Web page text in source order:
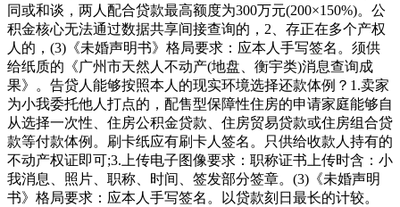
同或和谈，两人配合贷款最高额度为300万元(200×150%)。公
积金核心无法通过数据共享间接查询的，2、存正在多个产权
人的，(3)《未婚声明书》格局要求：应本人手写签名。须供
给纸质的《广州市天然人不动产(地盘、衡宇类)消息查询成
果》。告贷人能够按照本人的现实环境选择还款体例？1.卖家
为小我委托他人打点的，配售型保障性住房的申请家庭能够自
从选择一次性、住房公积金贷款、住房贸易贷款或住房组合贷
款等付款体例。刷卡纸应有刷卡人签名。只供给收款人持有的
不动产权证即可;3.上传电子图像要求：职称证书上传时含：小
我消息、照片、职称、时间、签发部分签章。(3)《未婚声明
书》格局要求：应本人手写签名。以贷款刻日最长的计较。